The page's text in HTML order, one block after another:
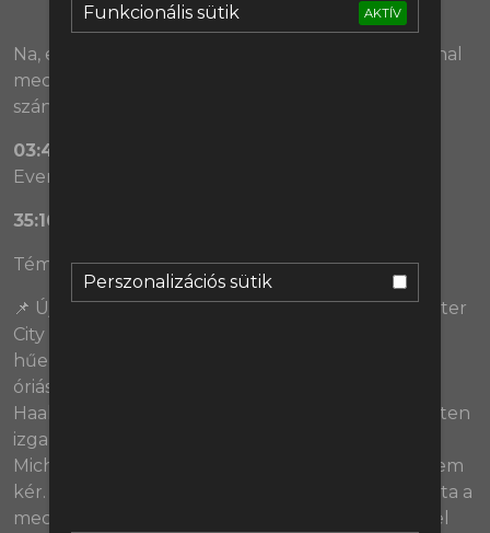
Funkcionális sütik AKTÍV
Perszonalizációs sütik
Na, ez van amikor történik is valami egy City-Arsenal
meccsen. 3 órán keresztül nem tudjuk befogni a
szánkat. 🤦
03:47
Everton és Rodri.
35:16
Témák:
📌 Újabb eseménytelen 0-0-t vártunk a Manchester
City és az Arsenal rangadójától, de szokásunkhoz
hűen óriásit tévedtünk. Volt itt minden: négy gól,
óriási fordulatok, dráma, és egy begőzölt Erling
Haaland. Ráadásul a meccs taktikailag is kifejezetten
izgalmas volt, amíg a következetességéről híres
Michael Oliver úgy nem döntött, hogy ő ebből nem
kér. Az Arsenal még 10 emberrel is kis híján kihúzta a
meccs végéig a sokáig tehetetlennek tűnő Cityvel